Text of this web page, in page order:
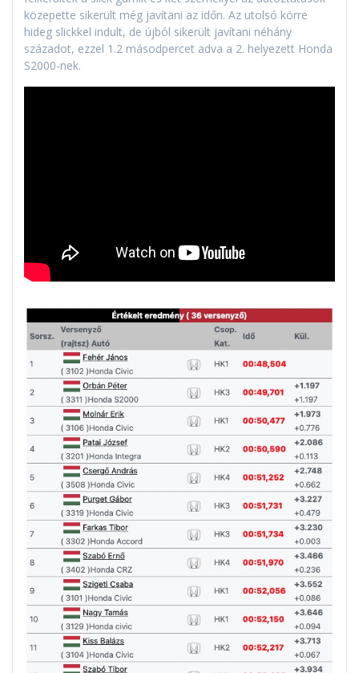
közepette sikerült még javítani az időn. Az utolsó körre
hideg slickkel indult, de újból sikerült javítani néhány
századot, ezzel 1.2 másodpercet adva a 2. helyezett Honda
S2000-nek.